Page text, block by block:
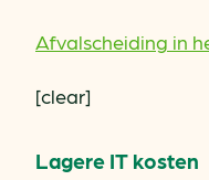
Afvalscheiding in
[clear]
Lagere IT kosten